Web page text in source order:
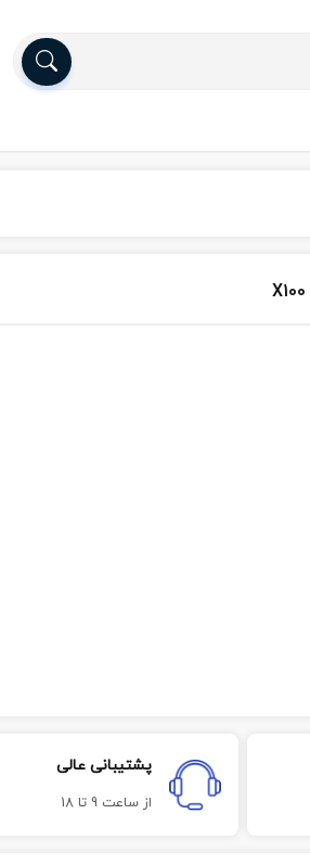
پشتیبانی عالی
از ساعت 9 تا 18